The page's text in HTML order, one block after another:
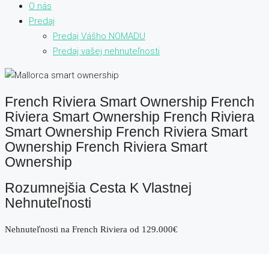
O nás
Predaj
Predaj Vášho NOMADU
Predaj vašej nehnuteľnosti
French Riviera Smart Ownership French
Riviera Smart Ownership French Riviera
Smart Ownership French Riviera Smart
Ownership French Riviera Smart
Ownership
Rozumnejšia Cesta K Vlastnej
Nehnuteľnosti
Nehnuteľnosti na French Riviera od 129.000€